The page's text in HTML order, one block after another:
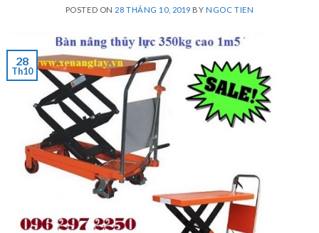
POSTED ON 28 THÁNG 10, 2019 BYNGOC TIEN
28
Th10